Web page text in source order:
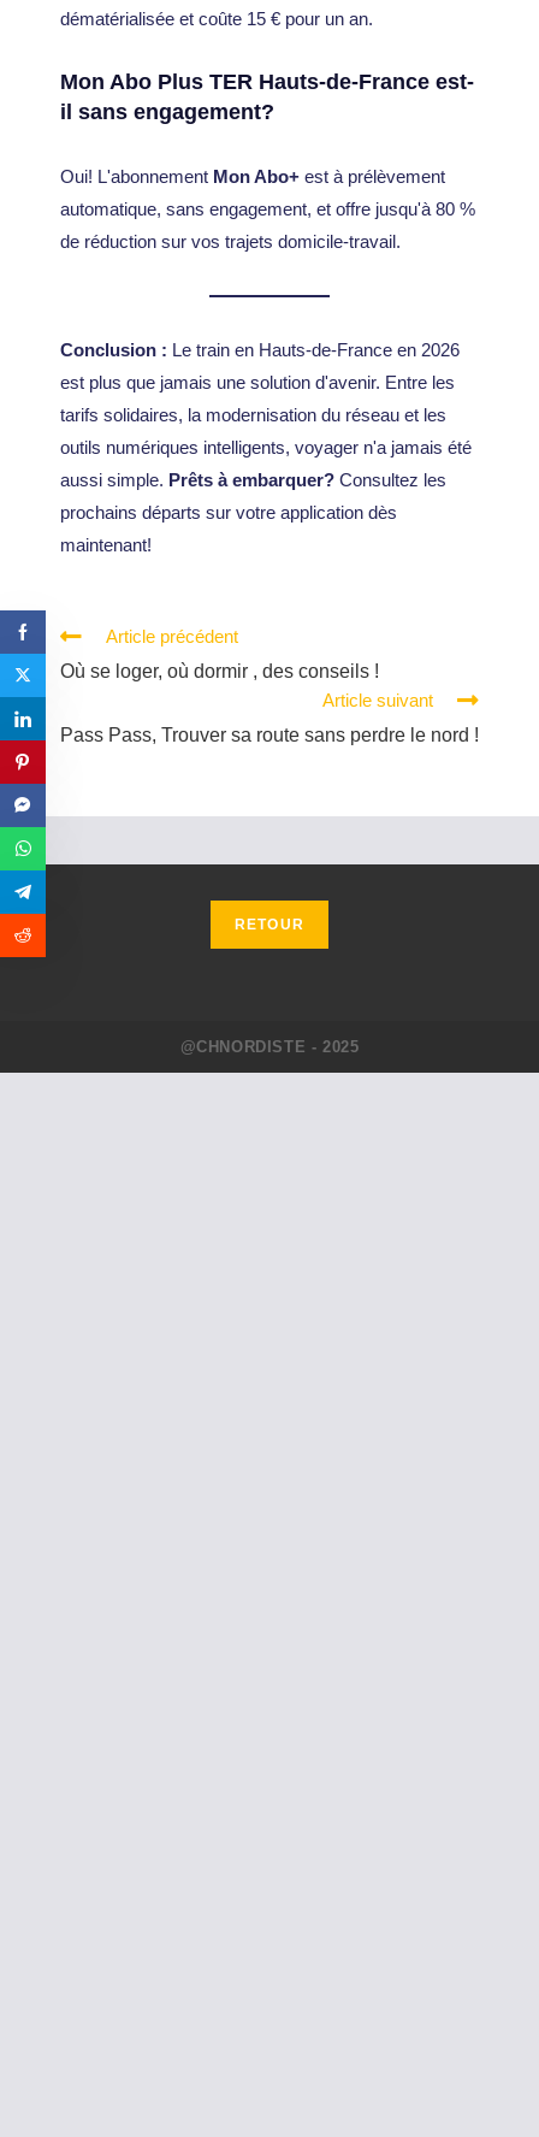
dématérialisée et coûte 15 € pour un an.
Mon Abo Plus TER Hauts-de-France est-
il sans engagement?
Oui! L'abonnement Mon Abo+ est à prélèvement
automatique, sans engagement, et offre jusqu'à 80 %
de réduction sur vos trajets domicile-travail.
Conclusion : Le train en Hauts-de-France en 2026
est plus que jamais une solution d'avenir. Entre les
tarifs solidaires, la modernisation du réseau et les
outils numériques intelligents, voyager n'a jamais été
aussi simple. Prêts à embarquer? Consultez les
prochains départs sur votre application dès
maintenant!
Article précédent
Où se loger, où dormir , des conseils !
Article suivant
Pass Pass, Trouver sa route sans perdre le nord !
@CHNORDISTE - 2025